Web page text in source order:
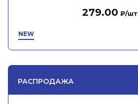
NEW
279.00 ₽/
РАСПРОДАЖА